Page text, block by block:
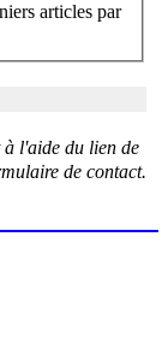
articles par
à l'aide du lien de
de contact.